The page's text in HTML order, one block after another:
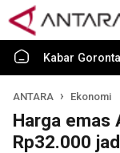
Kabar
ANTARA Ekonomi
Harga emas
Rp32.000